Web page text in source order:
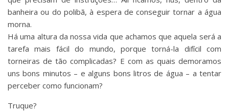
banheira ou do polibã, à espera de conseguir tornar a água
morna.
Há uma altura da nossa vida que achamos que aquela será a
tarefa mais fácil do mundo, porque torná-la difícil com
torneiras de tão complicadas? E com as quais demoramos
uns bons minutos – e alguns bons litros de água – a tentar
perceber como funcionam?
Truque?